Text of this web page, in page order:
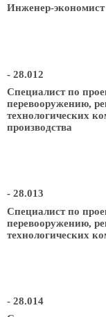
Инженер-
- 28.012
Специалист по
перевооружению,
технологических
производства
- 28.013
Специалист по
перевооружению,
технологических
- 28.014